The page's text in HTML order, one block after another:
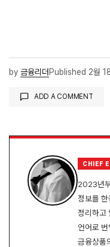
by 금융리더 Published 2월
ADD A COMMENT
CHIEF
2023년부
정보를 한
정리하고
언어로
금융상품